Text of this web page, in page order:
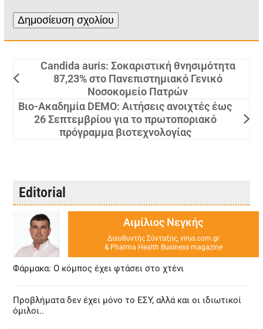
Candida auris: Σοκαριστική θνησιμότητα
87,23% στο Πανεπιστημιακό Γενικό
Νοσοκομείο Πατρών
Βιο-Ακαδημία DEMO: Αιτήσεις ανοιχτές έως
26 Σεπτεμβρίου για το πρωτοποριακό
πρόγραμμα βιοτεχνολογίας
Editorial
Αιμίλιος Νεγκής
Διευθυντής Σύνταξης, virus.com.gr
& Pharma Health Business magazine
Φάρμακα: Ο κόμπος έχει φτάσει στο χτένι
Προβλήματα δεν έχει μόνο το ΕΣΥ, αλλά και οι ιδιωτικοί
όμιλοι..